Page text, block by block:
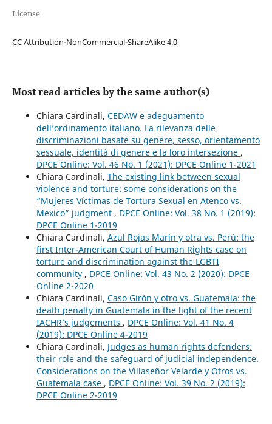
License
CC Attribution-NonCommercial-ShareAlike 4.0
Most read articles by the same author(s)
Chiara Cardinali, CEDAW e adeguamento
dell’ordinamento italiano. La rilevanza delle
discriminazioni basate su genere, sesso, orientamento
sessuale, identità di genere e la loro intersezione ,
DPCE Online: Vol. 46 No. 1 (2021): DPCE Online 1-2021
Chiara Cardinali, The existing link between sexual
violence and torture: some considerations on the
“Mujeres Víctimas de Tortura Sexual en Atenco vs.
Mexico” judgment , DPCE Online: Vol. 38 No. 1 (2019):
DPCE Online 1-2019
Chiara Cardinali, Azul Rojas Marín y otra vs. Perù: the
first Inter-American Court of Human Rights case on
torture and discrimination against the LGBTI
community , DPCE Online: Vol. 43 No. 2 (2020): DPCE
Online 2-2020
Chiara Cardinali, Caso Giròn y otro vs. Guatemala: the
death penalty in Guatemala in the light of the recent
IACHR’s judgements , DPCE Online: Vol. 41 No. 4
(2019): DPCE Online 4-2019
Chiara Cardinali, Judges as human rights defenders:
their role and the safeguard of judicial independence.
Considerations on the Villaseñor Velarde y Otros vs.
Guatemala case , DPCE Online: Vol. 39 No. 2 (2019):
DPCE Online 2-2019